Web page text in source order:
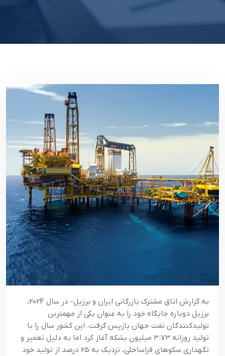
به گزارش اتاق مشترک بازرگانی ایران و برزیل- در سال 2024،
برزیل دوباره جایگاه خود را به عنوان یکی از مهمترین
تولیدکنندگان نفت جهان بازپس گرفت. این کشور سال را با
تولید روزانه 3.73 میلیون بشکه آغاز کرد اما به دلیل تعمیر و
نگهداری سکوهای فراساحلی، نزدیک به 25 درصد از تولید خود